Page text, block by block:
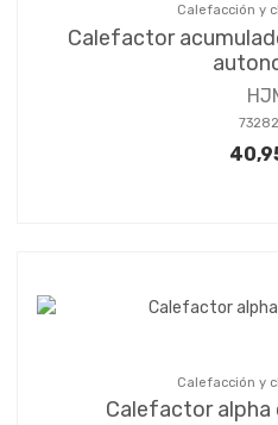
Calefacción y
Calefactor
Calefacción y
Calefactor